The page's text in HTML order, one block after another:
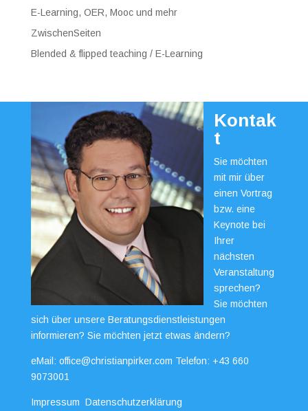
E-Learning, OER, Mooc und mehr
ZwischenSeiten
Blended & flipped teaching / E-Learning
Kontak
t
Sie möchten
mit mir über
einen Vortrag
bzw. eine
Keynote bei
Ihrer
nächsten
Veranstaltung
sprechen?
Sie möchten
sich über unsere Beratungsdienstleistungen
informieren? Sie möchten jetzt etwas ändern?
eMail: office@christianpirker.com Telefon: +43 660
9073001
Impressum Datenschutzerklärung